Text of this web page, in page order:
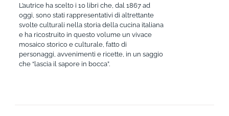
L’autrice ha scelto i 10 libri che, dal 1867 ad
oggi, sono stati rappresentativi di altrettante
svolte culturali nella storia della cucina italiana
e ha ricostruito in questo volume un vivace
mosaico storico e culturale, fatto di
personaggi, avvenimenti e ricette, in un saggio
che “lascia il sapore in bocca”.